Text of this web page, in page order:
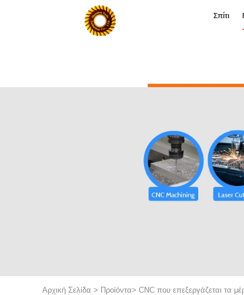
Σπίτι
Αρχική Σελίδα > Προϊόντα> CNC που επεξεργάζεται τα